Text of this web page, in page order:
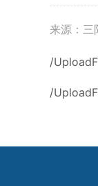
来源：三
/
/